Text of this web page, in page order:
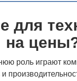
для
на
роль играют